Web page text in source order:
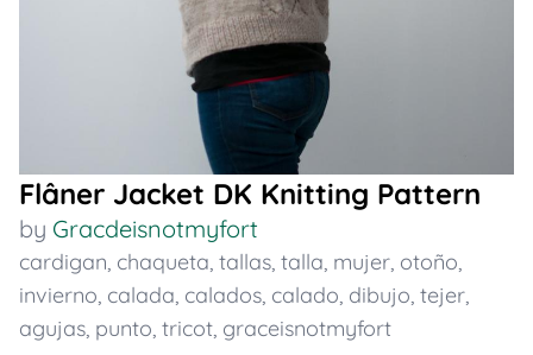
Flâner Jacket DK Knitting Pattern
by Gracdeisnotmyfort
cardigan, chaqueta, tallas, talla, mujer, otoño,
invierno, calada, calados, calado, dibujo, tejer,
agujas, punto, tricot, graceisnotmyfort